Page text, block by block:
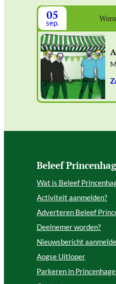
05
sep.
Beleef
Wat is Beleef
Activiteit aanmelden?
Adverteren Beleef
Deelnemer worden?
Nieuwsbericht
Aogse Uitloper
Parkeren in Princenhage